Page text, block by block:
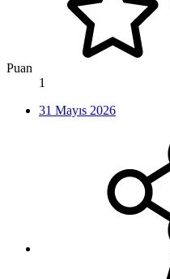
Puan
1
31 Mayıs 2026